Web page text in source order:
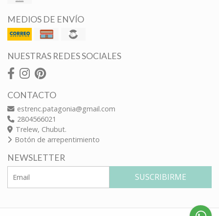
MEDIOS DE ENVÍO
NUESTRAS REDES SOCIALES
CONTACTO
estrenc.patagonia@gmail.com
2804566021
Trelew, Chubut.
Botón de arrepentimiento
NEWSLETTER
SUSCRIBIRME